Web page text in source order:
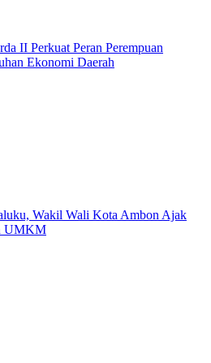
II Perkuat Peran Perempuan
Ekonomi Daerah
Wakil Wali Kota Ambon Ajak
UMKM